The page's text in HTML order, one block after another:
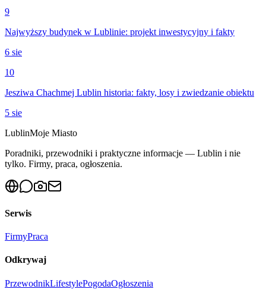
9
Najwyższy budynek w Lublinie: projekt inwestycyjny i fakty
6 sie
10
Jesziwa Chachmej Lublin historia: fakty, losy i zwiedzanie obiektu
5 sie
LublinMoje Miasto
Poradniki, przewodniki i praktyczne informacje — Lublin i nie
tylko. Firmy, praca, ogłoszenia.
Serwis
FirmyPraca
Odkrywaj
PrzewodnikLifestylePogodaOgłoszenia